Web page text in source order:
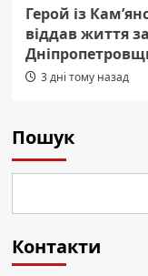
Герой із
віддав життя
3 дні тому назад
Пошук
Контакти